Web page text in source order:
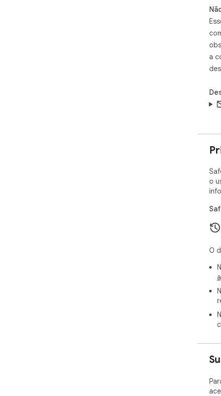
a
o
O